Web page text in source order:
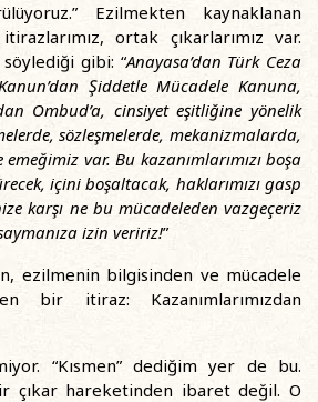
Ezilmekten kaynaklanan
ortak çıkarlarımız var.
gibi: “Anayasa’dan Türk Ceza
Şiddetle Mücadele Kanuna,
Ombud’a, cinsiyet eşitliğine yönelik
sözleşmelerde, mekanizmalarda,
var. Bu kazanımlarımızı boşa
içini boşaltacak, haklarımızı gasp
karşı ne bu mücadeleden vazgeçeriz
izin veririz!”
ezilmenin bilgisinden ve mücadele
bir itiraz: Kazanımlarımızdan
“Kısmen” dediğim yer de bu.
çıkar hareketinden ibaret değil. O